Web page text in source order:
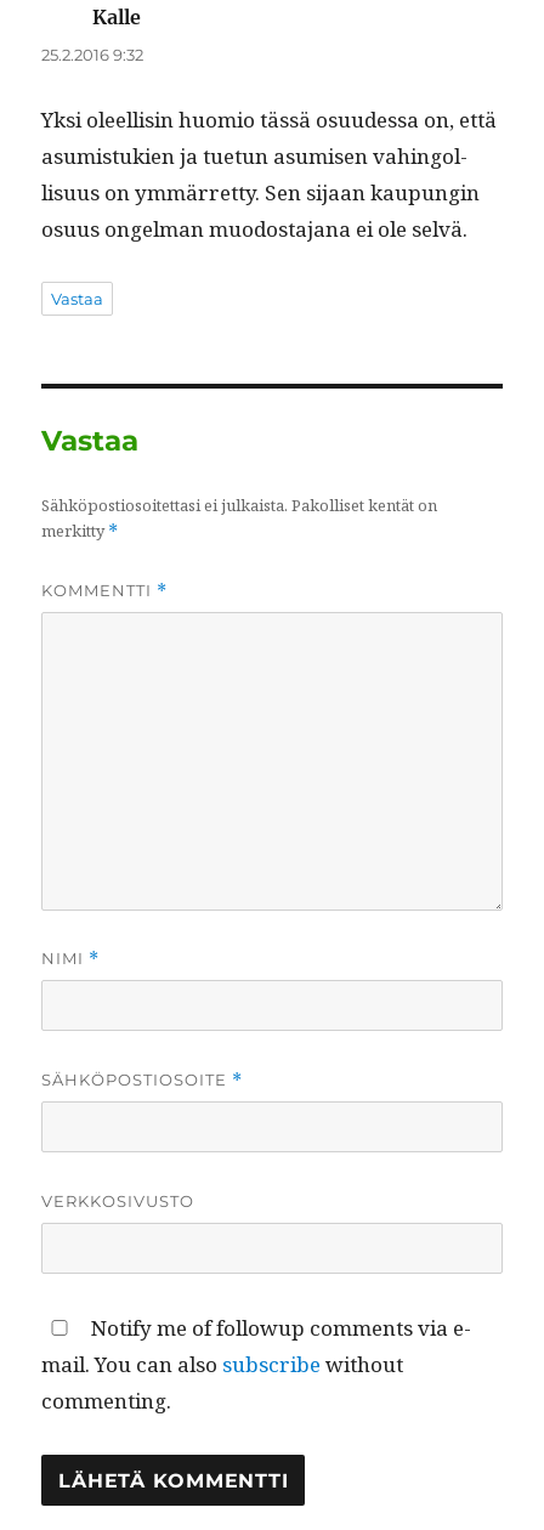
Kalle
25.2.2016 9:32
Yksi oleel­lisin huomio tässä osu­udessa on, että
asum­is­tukien ja tue­tun asumisen vahin­gol­
lisu­us on ymmär­ret­ty. Sen sijaan kaupun­gin
osu­us ongel­man muo­dosta­jana ei ole selvä.
Vastaa
Vastaa
Sähköpostiosoitettasi ei julkaista. Pakolliset kentät on
merkitty*
KOMMENTTI *
NIMI *
SÄHKÖPOSTIOSOITE *
VERKKOSIVUSTO
Notify me of followup comments via e-
mail. You can also subscribe without
commenting.